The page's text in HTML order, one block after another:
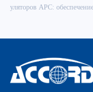
уляторов APC: